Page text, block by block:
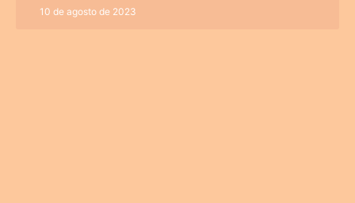
10 de agosto de 2023